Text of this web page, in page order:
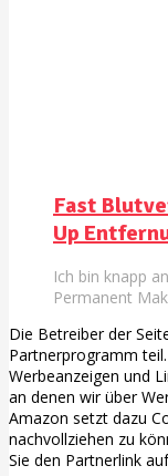
Fast
Up
Ich bin knapp
Permanent
Die Betreiber der
Partnerprogramm
Werbeanzeigen und
an denen wir über
Amazon setzt dazu
nachvollziehen zu
Sie den Partnerlink